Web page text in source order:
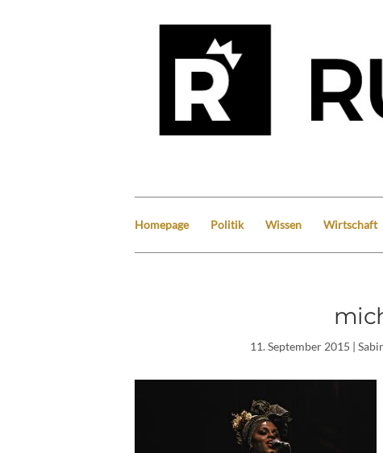
Homepage Politik Wissen Wirtschaft
11. September 2015 |